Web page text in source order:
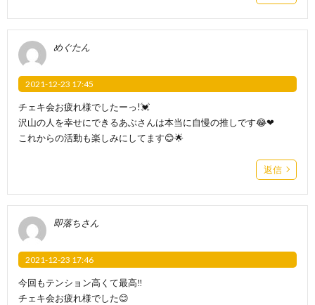
めぐたん
2021-12-23 17:45
チェキ会お疲れ様でしたーっ!💓
沢山の人を幸せにできるあぶさんは本当に自慢の推しです😂❤︎
これからの活動も楽しみにしてます😊🌟
返信
即落ちさん
2021-12-23 17:46
今回もテンション高くて最高‼️
チェキ会お疲れ様でした😊